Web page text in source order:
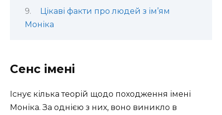
Цікаві факти про людей з ім’ям
Моніка
Сенс імені
Існує кілька теорій щодо походження імені
Моніка. За однією з них, воно виникло в